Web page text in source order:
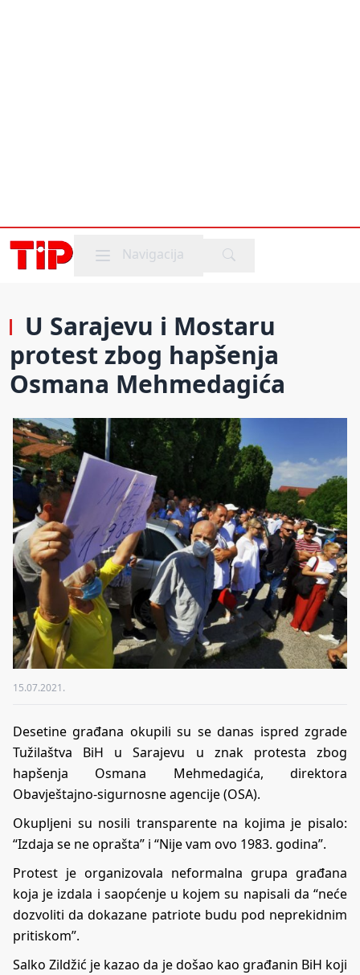
Mobile menu
Navigacija
U Sarajevu i Mostaru
protest zbog hapšenja
Osmana Mehmedagića
15.07.2021.
Desetine građana okupili su se danas ispred zgrade
Tužilaštva BiH u Sarajevu u znak protesta zbog
hapšenja Osmana Mehmedagića, direktora
Obavještajno-sigurnosne agencije (OSA).
Okupljeni su nosili transparente na kojima je pisalo:
“Izdaja se ne oprašta” i “Nije vam ovo 1983. godina”.
Protest je organizovala neformalna grupa građana
koja je izdala i saopćenje u kojem su napisali da “neće
dozvoliti da dokazane patriote budu pod neprekidnim
pritiskom”.
Salko Zildžić je kazao da je došao kao građanin BiH koji